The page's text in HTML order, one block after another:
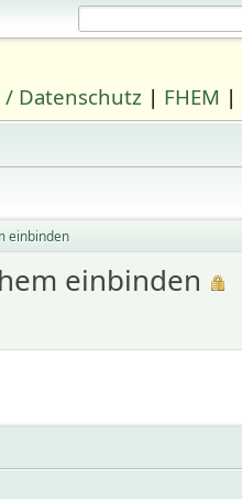
Datenschutz | FHEM |
einbinden
einbinden